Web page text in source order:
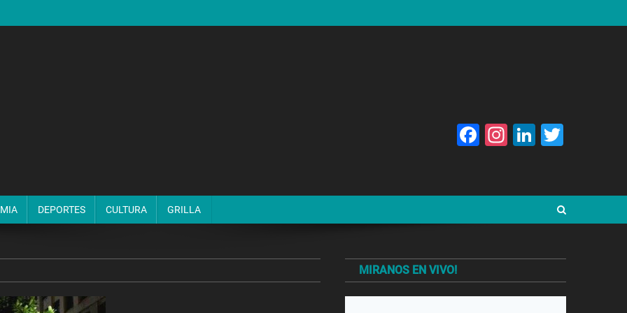
Facebook
Instagram
LinkedIn
DEPORTES CULTURA GRILLA
MIRANOS EN VIVO!